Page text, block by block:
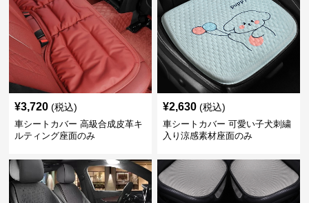
¥3,720 (税込)
車シートカバー 高級合成皮革キ
ルティング座面のみ
¥2,630 (税込)
車シートカバー 可愛い子犬刺繍
入り涼感素材座面のみ